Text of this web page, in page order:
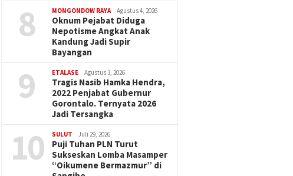
8 MONGONDOW RAYA Agustus 4, 2026
Oknum Pejabat Diduga
Nepotisme Angkat Anak
Kandung Jadi Supir
Bayangan
9 ETALASE Agustus 3, 2026
Tragis Nasib Hamka Hendra,
2022 Penjabat Gubernur
Gorontalo. Ternyata 2026
Jadi Tersangka
10 SULUT Juli 29, 2026
Puji Tuhan PLN Turut
Sukseskan Lomba Masamper
“Oikumene Bermazmur” di